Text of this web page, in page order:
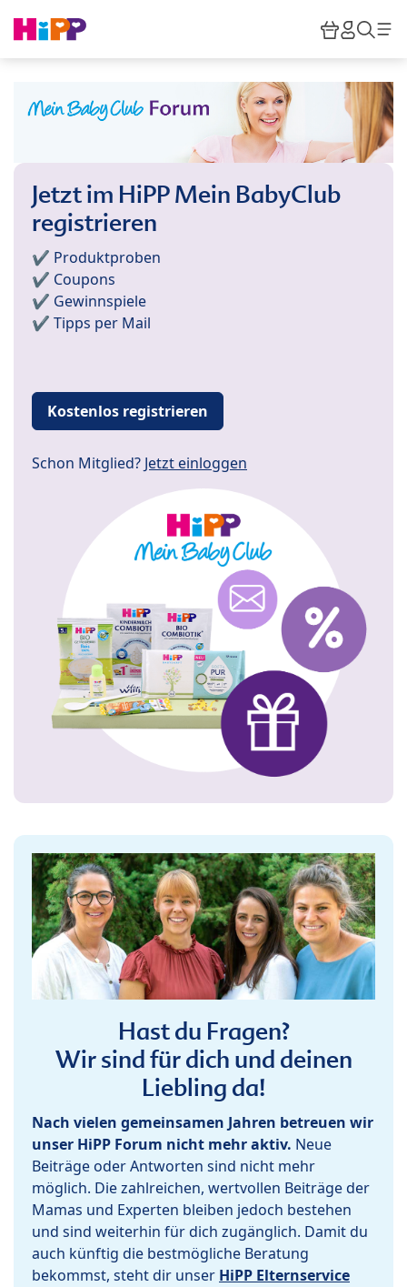
HiPP
Jetzt im HiPP Mein BabyClub
registrieren
✔️ Produktproben
✔️ Coupons
✔️ Gewinnspiele
✔️ Tipps per Mail
Kostenlos registrieren
Schon Mitglied? Jetzt einloggen
Hast du Fragen?
Wir sind für dich und deinen
Liebling da!
Nach vielen gemeinsamen Jahren betreuen wir
unser HiPP Forum nicht mehr aktiv. Neue
Beiträge oder Antworten sind nicht mehr
möglich. Die zahlreichen, wertvollen Beiträge der
Mamas und Experten bleiben jedoch bestehen
und sind weiterhin für dich zugänglich. Damit du
auch künftig die bestmögliche Beratung
bekommst, steht dir unser HiPP Elternservice